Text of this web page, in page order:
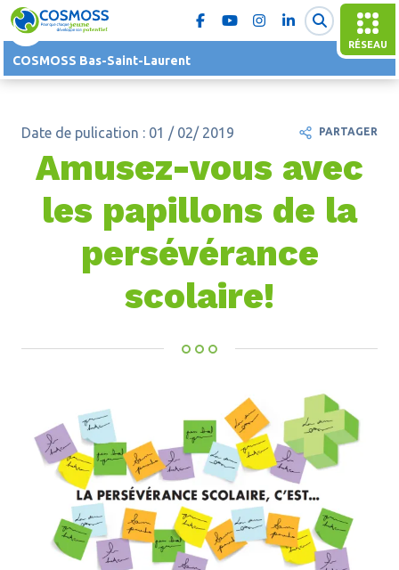
RÉSEAU
COSMOSS Bas-Saint-Laurent
Date de pulication : 01 / 02/ 2019
Amusez-vous avec
les papillons de la
persévérance
scolaire!
PARTAGER